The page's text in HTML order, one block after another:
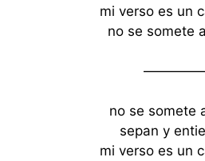
mi verso es un
no se somete
no se somete
sepan y
mi verso es un